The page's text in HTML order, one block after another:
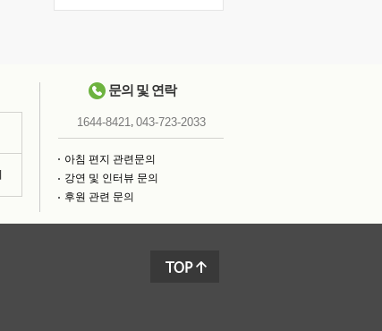
문의 및 연락
1644-8421, 043-723-2033
아침 편지 관련문의
강연 및 인터뷰 문의
후원 관련 문의